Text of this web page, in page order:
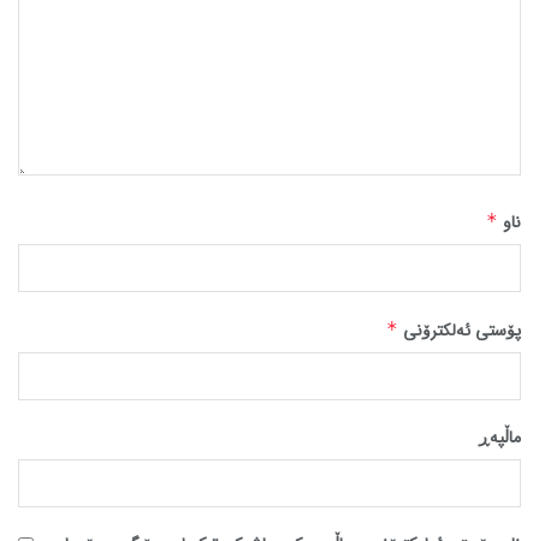
ناو *
پۆستی ئەلکترۆنی *
ماڵپه‌ڕ